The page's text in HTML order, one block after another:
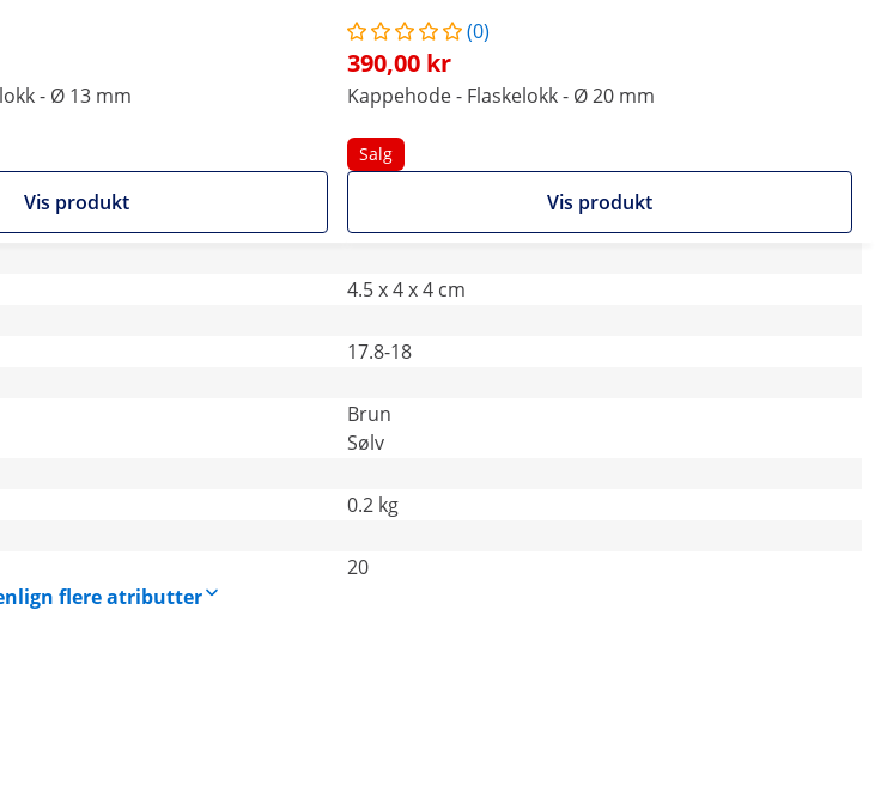
- Ø 13 mm
Vis produkt
(0)
390,00 kr
Kappehode - Flaskelokk - Ø 20 mm
Salg
Vis produkt
4.5 x 4 x 4 cm
17.8-18
Brun
Sølv
0.2 kg
20
flere atributter